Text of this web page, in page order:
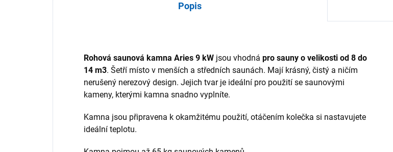
Popis
Rohová saunová kamna Aries 9 kW jsou vhodná pro sauny o velikosti od 8 do
14 m3. Šetří místo v menších a středních saunách. Mají krásný, čistý a ničím
nerušený nerezový design. Jejich tvar je ideální pro použití se saunovými
kameny, kterými kamna snadno vyplníte.
Kamna jsou připravena k okamžitému použití, otáčením kolečka si nastavujete
ideální teplotu.